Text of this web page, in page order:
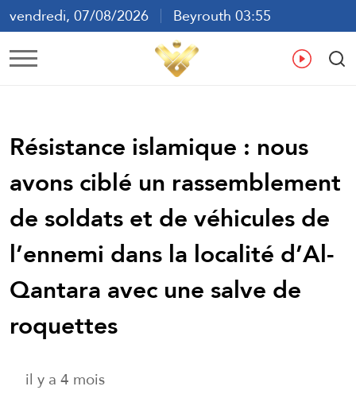
vendredi, 07/08/2026
Beyrouth 03:55
ع
Résistance islamique : nous
avons ciblé un rassemblement
de soldats et de véhicules de
l’ennemi dans la localité d’Al-
Qantara avec une salve de
roquettes
il y a 4 mois